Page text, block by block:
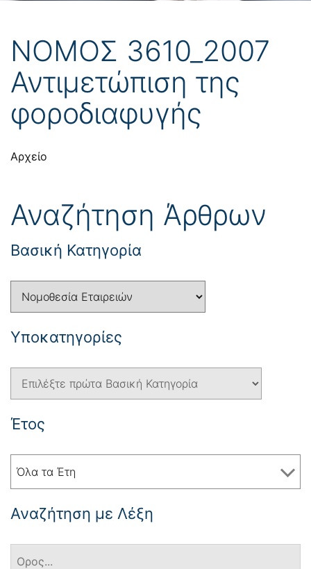
ΝΟΜΟΣ 3610_2007
Αντιμετώπιση της
φοροδιαφυγής
Αρχείο
Αναζήτηση Άρθρων
Βασική Κατηγορία
Yποκατηγορίες
Έτος
Όλα τα Έτη
Αναζήτηση με Λέξη